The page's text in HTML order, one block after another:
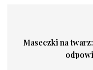
Maseczki na